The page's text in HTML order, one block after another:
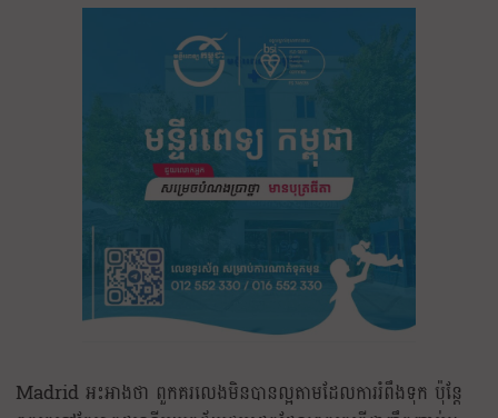
Madrid អះអាងថា ពួកគរលេងមិនបានល្អតាមដែលការរំពឹងទុក ប៉ុន្តែ